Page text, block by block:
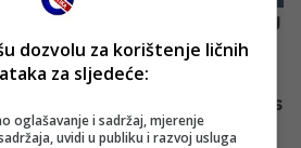
dozvolu za korištenje ličnih
za sljedeće:
oglašavanje i sadržaj, mjerenje
uvidi u publiku i razvoj usluga